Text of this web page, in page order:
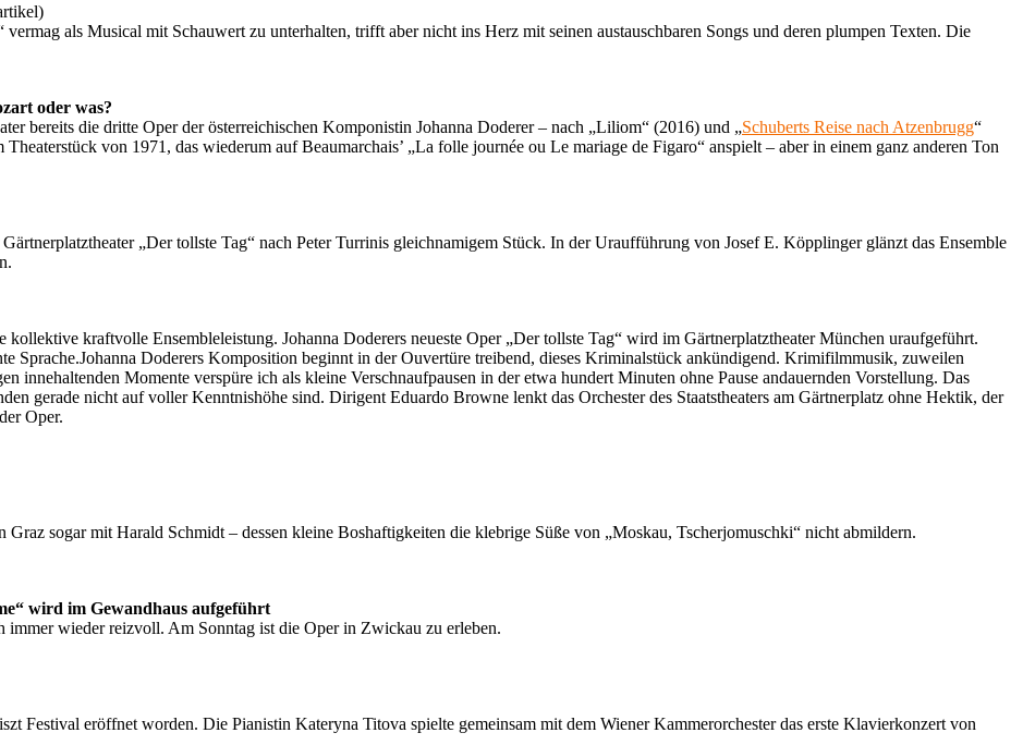
als Musical mit Schauwert zu unterhalten, trifft aber nicht ins Herz mit seinen austauschbaren Songs und deren plumpen Texten. Die
oder was?
bereits die dritte Oper der österreichischen Komponistin Johanna Doderer – nach „Liliom“ (2016) und „Schuberts Reise nach Atzenbrugg“
von 1971, das wiederum auf Beaumarchais’ „La folle journée ou Le mariage de Figaro“ anspielt – aber in einem ganz anderen Ton
„Der tollste Tag“ nach Peter Turrinis gleichnamigem Stück. In der Uraufführung von Josef E. Köpplinger glänzt das Ensemble
kraftvolle Ensembleleistung. Johanna Doderers neueste Oper „Der tollste Tag“ wird im Gärtnerplatztheater München uraufgeführt.
Sprache.Johanna Doderers Komposition beginnt in der Ouvertüre treibend, dieses Kriminalstück ankündigend. Krimifilmmusik, zuweilen
innehaltenden Momente verspüre ich als kleine Verschnaufpausen in der etwa hundert Minuten ohne Pause andauernden Vorstellung. Das
gerade nicht auf voller Kenntnishöhe sind. Dirigent Eduardo Browne lenkt das Orchester des Staatstheaters am Gärtnerplatz ohne Hektik, der
Oper.
sogar mit Harald Schmidt – dessen kleine Boshaftigkeiten die klebrige Süße von „Moskau, Tscherjomuschki“ nicht abmildern.
wird im Gewandhaus aufgeführt
wieder reizvoll. Am Sonntag ist die Oper in Zwickau zu erleben.
Festival eröffnet worden. Die Pianistin Kateryna Titova spielte gemeinsam mit dem Wiener Kammerorchester das erste Klavierkonzert von